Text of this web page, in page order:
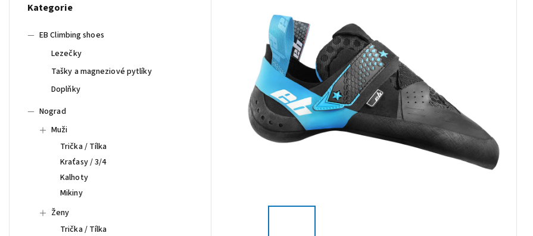
EB Climbing shoes
Kategorie
EB Climbing shoes
Lezečky
Tašky a magneziové pytlíky
Doplňky
Nograd
Muži
Trička / Tílka
Kraťasy / 3/4
Kalhoty
Mikiny
Ženy
Trička / Tílka